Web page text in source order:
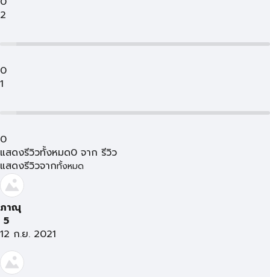
2
0
1
0
แสดงรีวิวทั้งหมด0 จาก รีวิว
แสดงรีวิวจากทั้งหมด
ภาณุ
5
12 ก.ย. 2021